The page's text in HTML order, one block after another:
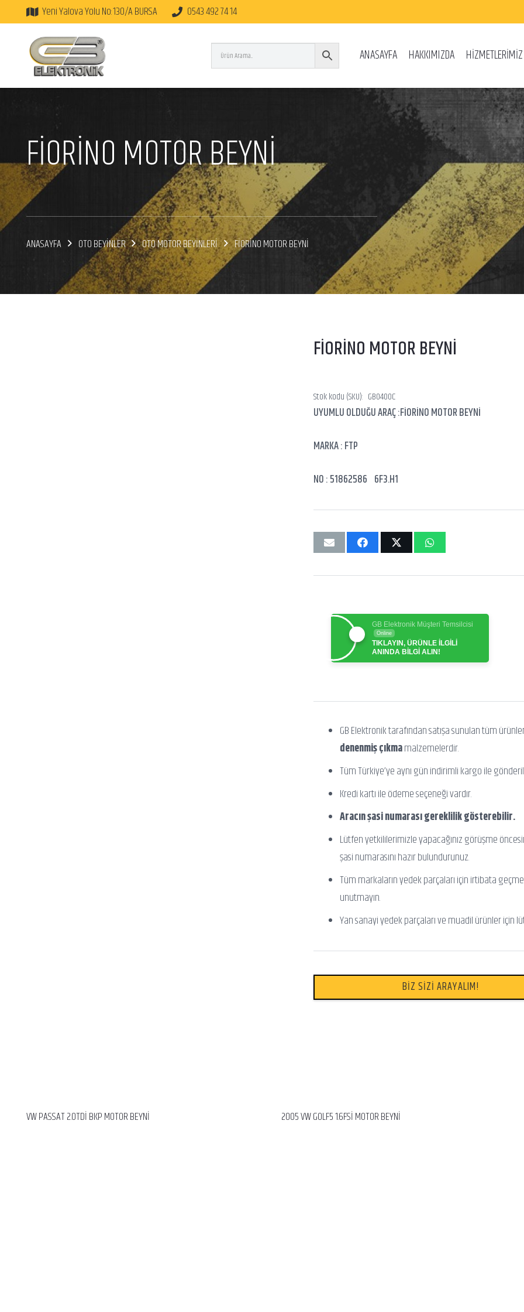
Yeni Yalova Yolu No:130/A BURSA 0543 492 74 14
ANASAYFA HAKKIMIZDA HİZMETLERİMİZ
FİORİNO MOTOR BEYNİ
ANASAYFA OTO BEYİNLER OTO MOTOR BEYİNLERİ FİORİNO MOTOR BEYNİ
FİORİNO MOTOR BEYNİ
Stok kodu (SKU): GB0400C
UYUMLU OLDUĞU ARAÇ :FİORİNO MOTOR BEYNİ
MARKA : FTP
NO : 51862586 6F3.H1
GB Elektronik Müşteri Temsilcisi
Online
TIKLAYIN, ÜRÜNLE İLGİLİ
ANINDA BİLGİ ALIN!
GB Elektronik tarafından satışa sunulan tüm
denenmiş çıkmamalzemelerdir.
Tüm Türkiye’ye aynı gün indirimli kargo ile
Kredi kartı ile ödeme seçeneği vardır.
Aracın şasi numarası gereklilik gösterebilir.
Lütfen yetkililerimizle yapacağınız görüşme
şasi numarasını hazır bulundurunuz.
Tüm markaların yedek parçaları için irtibata
unutmayın.
Yan sanayi yedek parçaları ve muadil ürünler için
BİZ SİZİ ARAYALIM!
VW PASSAT 2.0TDİ BKP MOTOR BEYNİ 2005 VW GOLF5 1.6FSİ MOTOR BEYNİ